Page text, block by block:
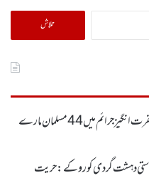
تلاش
کریں
رواں سال اب تک بھارت میں مسلم مخالف نفرت انگیز جرائم میں 44 مسلمان مارے
دہشت گردی کو روکے : حریت